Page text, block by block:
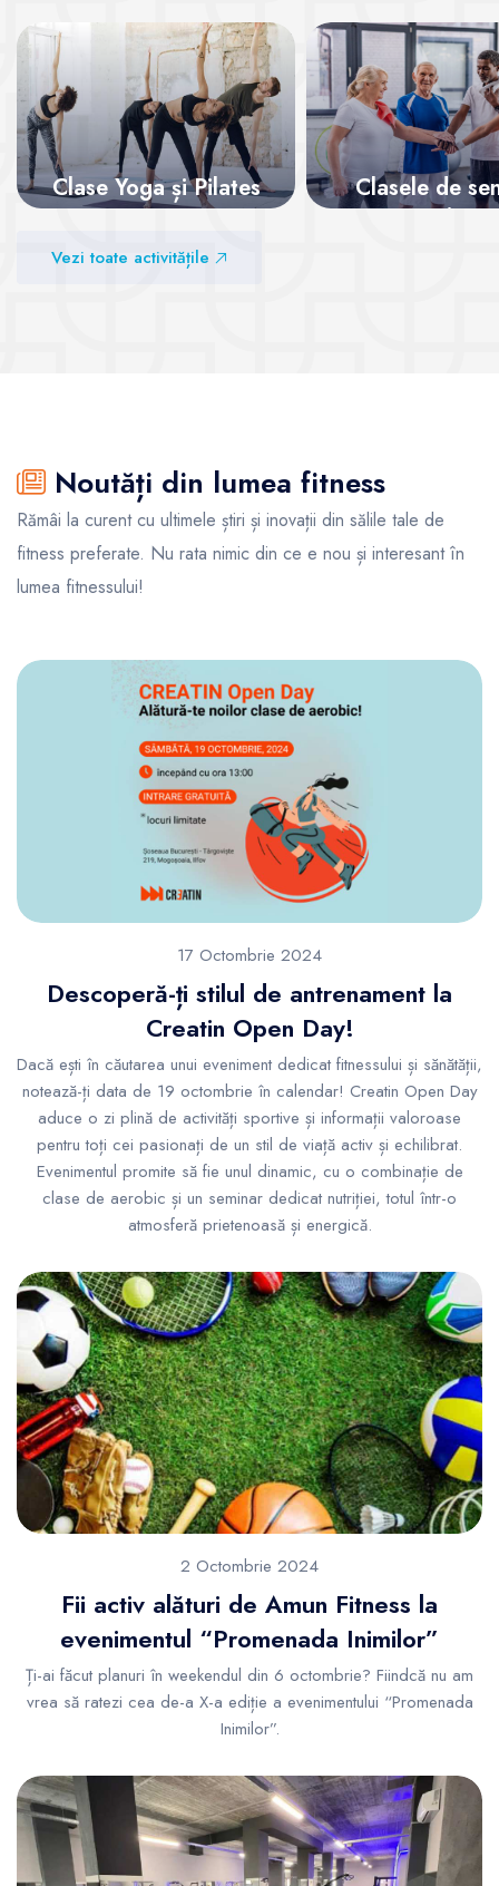
Clase Yoga și Pilates
Vezi sălile
Clasele de
pentru o viață
Vezi toate activitățile
Noutăți din lumea fitness
Rămâi la curent cu ultimele știri și inovații din sălile tale de
fitness preferate. Nu rata nimic din ce e nou și interesant în
lumea fitnessului!
17 Octombrie 2024
Descoperă-ți stilul de antrenament la
Creatin Open Day!
Dacă ești în căutarea unui eveniment dedicat fitnessului și sănătății,
notează-ți data de 19 octombrie în calendar! Creatin Open Day
aduce o zi plină de activități sportive și informații valoroase
pentru toți cei pasionați de un stil de viață activ și echilibrat.
Evenimentul promite să fie unul dinamic, cu o combinație de
clase de aerobic și un seminar dedicat nutriției, totul într-o
atmosferă prietenoasă și energică.
2 Octombrie 2024
Fii activ alături de Amun Fitness la
evenimentul “Promenada Inimilor”
Ți-ai făcut planuri în weekendul din 6 octombrie? Fiindcă nu am
vrea să ratezi cea de-a X-a ediție a evenimentului “Promenada
Inimilor”.